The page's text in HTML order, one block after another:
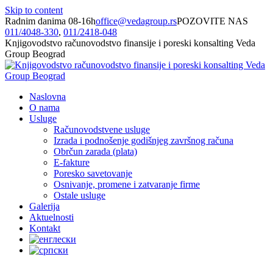
Skip to content
Radnim danima 08-16hoffice@vedagroup.rsPOZOVITE NAS
011/­4048-330, 011/­2418-048
Knjigovodstvo računovodstvo finansije i poreski konsalting Veda
Group Beograd
Naslovna
O nama
Usluge
Računovodstvene usluge
Izrada i podnošenje godišnjeg završnog računa
Obrčun zarada (plata)
E-fakture
Poresko savetovanje
Osnivanje, promene i zatvaranje firme
Ostale usluge
Galerija
Aktuelnosti
Kontakt